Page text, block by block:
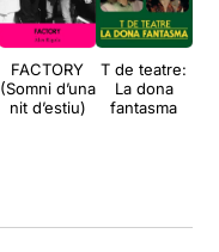
FACTORY
(Somni d’una
nit d’estiu)
T de teatre:
La dona
fantasma